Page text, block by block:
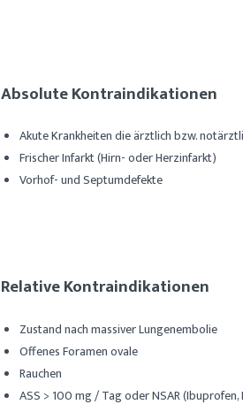
Absolute Kontraindikationen
Akute Krankheiten die ärztlich bzw.
Frischer Infarkt (Hirn- oder Herzinfarkt)
Vorhof- und Septumdefekte
Relative Kontraindikationen
Zustand nach massiver Lungenembolie
Offenes Foramen ovale
Rauchen
ASS > 100 mg / Tag oder NSAR